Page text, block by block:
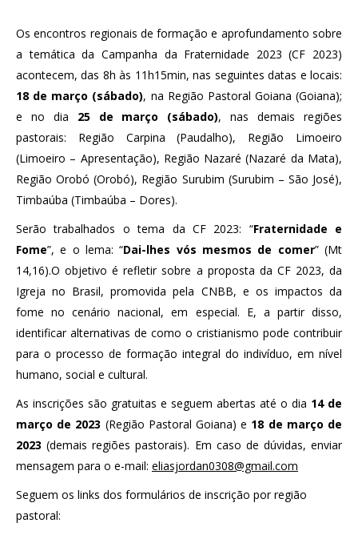
Os encontros regionais de formação e aprofundamento sobre
a temática da Campanha da Fraternidade 2023 (CF 2023)
acontecem, das 8h às 11h15min, nas seguintes datas e locais:
18 de março (sábado), na Região Pastoral Goiana (Goiana);
e no dia 25 de março (sábado), nas demais regiões
pastorais: Região Carpina (Paudalho), Região Limoeiro
(Limoeiro – Apresentação), Região Nazaré (Nazaré da Mata),
Região Orobó (Orobó), Região Surubim (Surubim – São José),
Timbaúba (Timbaúba – Dores).
Serão trabalhados o tema da CF 2023: “Fraternidade e
Fome”, e o lema: “Dai-lhes vós mesmos de comer” (Mt
14,16).O objetivo é refletir sobre a proposta da CF 2023, da
Igreja no Brasil, promovida pela CNBB, e os impactos da
fome no cenário nacional, em especial. E, a partir disso,
identificar alternativas de como o cristianismo pode contribuir
para o processo de formação integral do indivíduo, em nível
humano, social e cultural.
As inscrições são gratuitas e seguem abertas até o dia 14 de
março de 2023 (Região Pastoral Goiana) e 18 de março de
2023 (demais regiões pastorais). Em caso de dúvidas, enviar
mensagem para o e-mail: eliasjordan0308@gmail.com
Seguem os links dos formulários de inscrição por região
pastoral: